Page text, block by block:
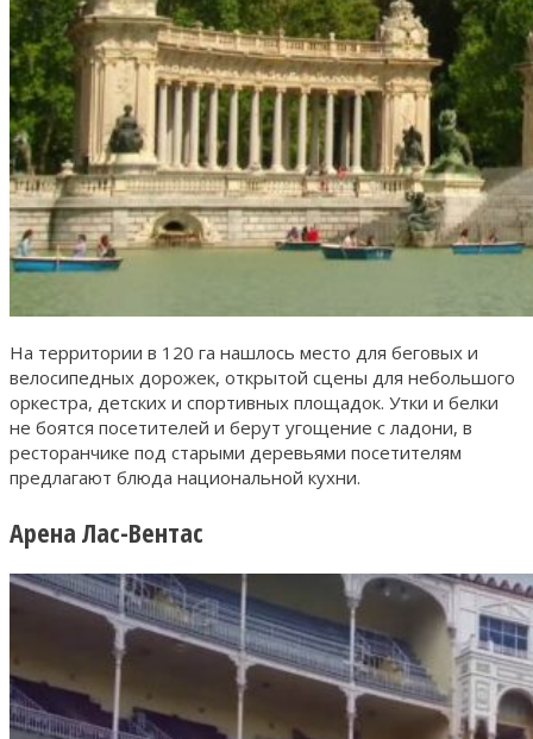
На территории в 120 га нашлось место для беговых и
велосипедных дорожек, открытой сцены для небольшого
оркестра, детских и спортивных площадок. Утки и белки
не боятся посетителей и берут угощение с ладони, в
ресторанчике под старыми деревьями посетителям
предлагают блюда национальной кухни.
Арена Лас-Вентас